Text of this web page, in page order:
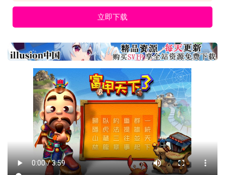
立即下载